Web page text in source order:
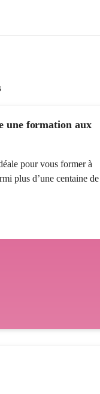
une formation aux
pour vous former à
plus d’une centaine de